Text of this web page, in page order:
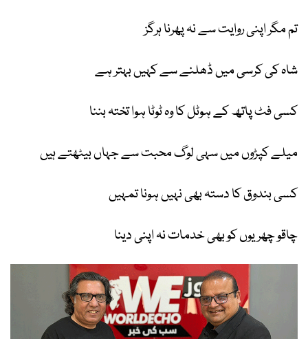
تم مگر اپنی روایت سے نہ پھرنا ہرگز
شاہ کی کرسی میں ڈھلنے سے کہیں بہتر ہے
کسی فٹ پاتھ کے ہوٹل کا وہ ٹوٹا ہوا تختہ بننا
میلے کپڑوں میں سہی لوگ محبت سے جہاں بیٹھتے ہیں
کسی بندوق کا دستہ بھی نہیں ہونا تمہیں
چاقو چھریوں کو بھی خدمات نہ اپنی دینا